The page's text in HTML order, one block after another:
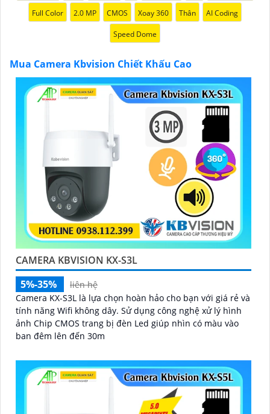
pháp chính xác nhất cho nhu cầu an ninh của bạn!"
"Bạn muốn mua Camera Kbvision với giá ưu đãi
và giải pháp phù hợp? Liên hệ ngay với chúng tôi để
được hỗ trợ tốt nhất từ đội ngũ chuyên gia có kinh
nghiệm!"
3:"Chúng tôi cam kết cung cấp Camera Kbvision
chính hãng với chiết khấu cao nhất trên thị trường.
Hãy đến với chúng tôi để trải nghiệm dịch vụ tốt nhất
và nhận được sự tư vấn chuyên nghiệp về giải pháp an
ninh cần thiết!"
Hy vọng những câu giới thiệu trên sẽ giúp bạn thành
công trong việc tiếp cận khách hàng và tăng cơ hội
bán hàng của bạn. Nếu có bất kỳ yêu cầu hay câu hỏi
nào khác, bạn có thể chia sẻ để tôi hỗ trợ bạn tốt hơn!
Full Color 2.0 MP CMOS Xoay 360 Thân AI Coding
Speed Dome
Mua Camera Kbvision Chiết Khấu Cao
CAMERA KBVISION KX-S3L
5%-35%
liên hệ
Camera KX-S3L là lựa chọn hoàn hảo cho bạn với giá rẻ và
tính năng Wifi không dây. Sử dụng công nghệ xử lý hình
ảnh Chip CMOS trang bị đèn Led giúp nhìn có màu vào
ban đêm lên đến 30m